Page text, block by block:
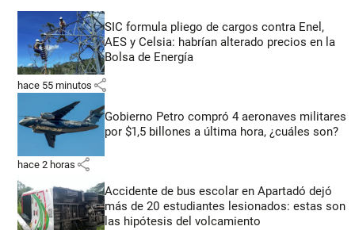
SIC formula pliego de cargos contra Enel,
AES y Celsia: habrían alterado precios en la
Bolsa de Energía
hace 55 minutos share
Gobierno Petro compró 4 aeronaves militares
por $1,5 billones a última hora, ¿cuáles son?
hace 2 horas share
Accidente de bus escolar en Apartadó dejó
más de 20 estudiantes lesionados: estas son
las hipótesis del volcamiento